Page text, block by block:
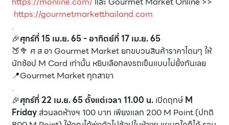
https://gourmetmarketthailand.com
.
🎉ศุกร์ที่ 15 เม.ย. 65 - อาทิตย์ที่ 17 เม.ย. 65
🍑🥦 ศ ส อา Gourmet Market ยกขบวนสินค้าราคาโดนๆ ให้
นักช้อป M Card เท่านั้น หยิบเลือกลงรถเข็นแบบไม่ยั้งกันเลย
📍Gourmet Market ทุกสาขา
.
🎉ศุกร์ที่ 22 เม.ย. 65 ตั้งแต่เวลา 11.00 น. เปิดฤกษ์ M
Friday ส่วนลดห้างฯ 100 บาท เพียงแลก 200 M Point (ปกติ